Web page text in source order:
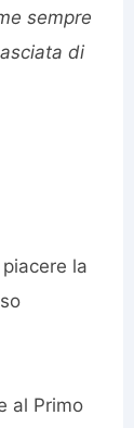
sempre
di
la
al Primo